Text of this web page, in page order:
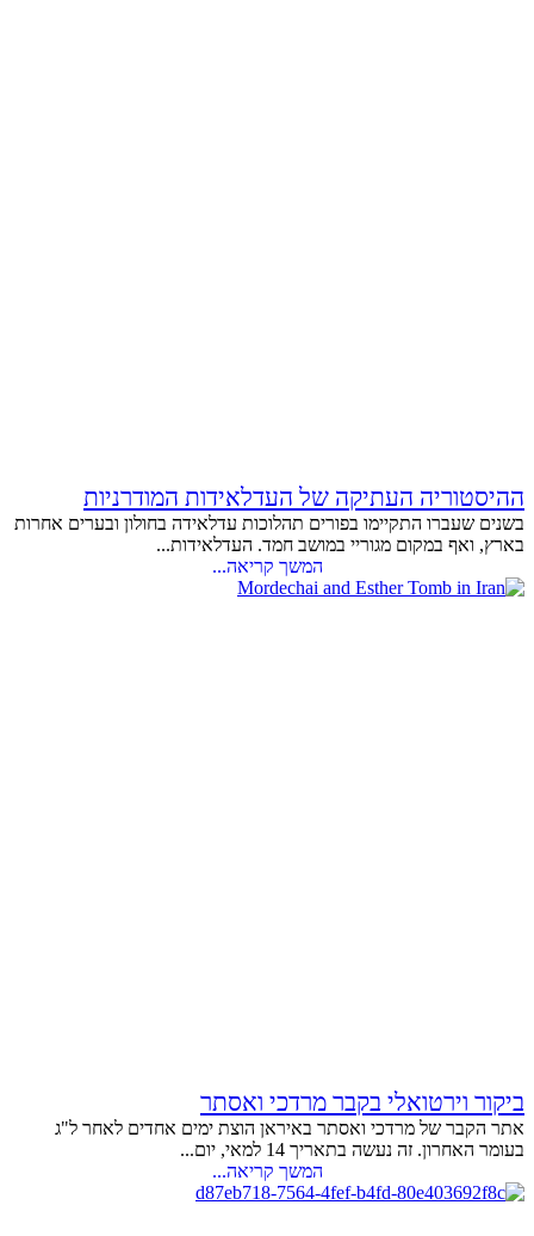
ההיסטוריה העתיקה של העדלאידות המודרניות
בשנים שעברו התקיימו בפורים תהלוכות עדלאידה בחולון ובערים אחרות
בארץ, ואף במקום מגוריי במושב חמד. העדלאידות...
המשך קריאה...
ביקור וירטואלי בקבר מרדכי ואסתר
אתר הקבר של מרדכי ואסתר באיראן הוצת ימים אחדים לאחר ל"ג
בעומר האחרון. זה נעשה בתאריך 14 למאי, יום...
המשך קריאה...